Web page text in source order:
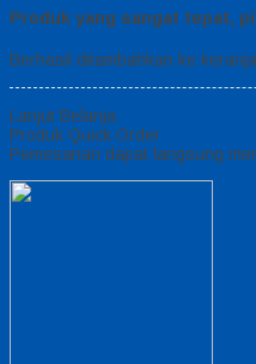
Produk yang sangat tepat,
Berhasil ditambahkan ke
Lanjut Belanja
Produk Quick Order
Pemesanan dapat langsung